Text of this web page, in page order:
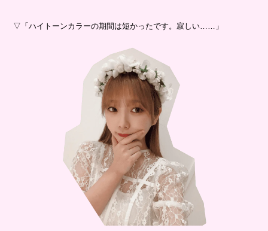
▽「ハイトーンカラーの期間は短かったです。寂しい……」